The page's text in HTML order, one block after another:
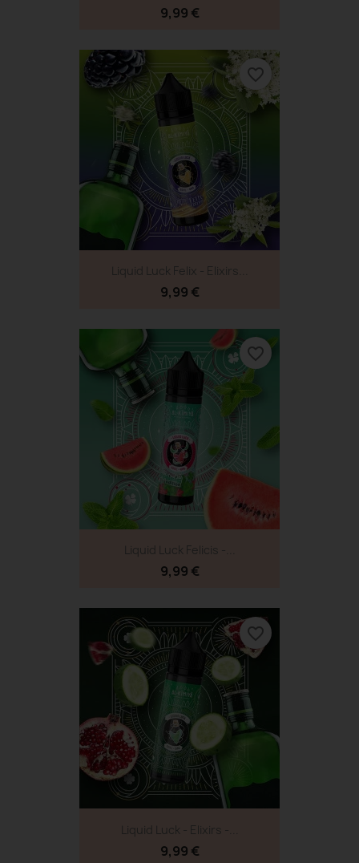
9,99 €
Liquid Luck Felix - Elixirs...
9,99 €
favorite_border
Liquid Luck Felicis -...
9,99 €
favorite_border
Liquid Luck - Elixirs -...
9,99 €
favorite_border